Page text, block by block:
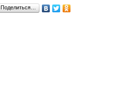
Поделиться…